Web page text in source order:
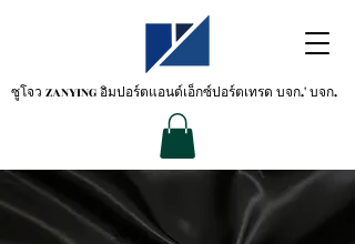
ซูโจว ZANYINGอิมปอร์ตแอนด์เอ็กซ์ปอร์ตเทรด บจก.' บจก.